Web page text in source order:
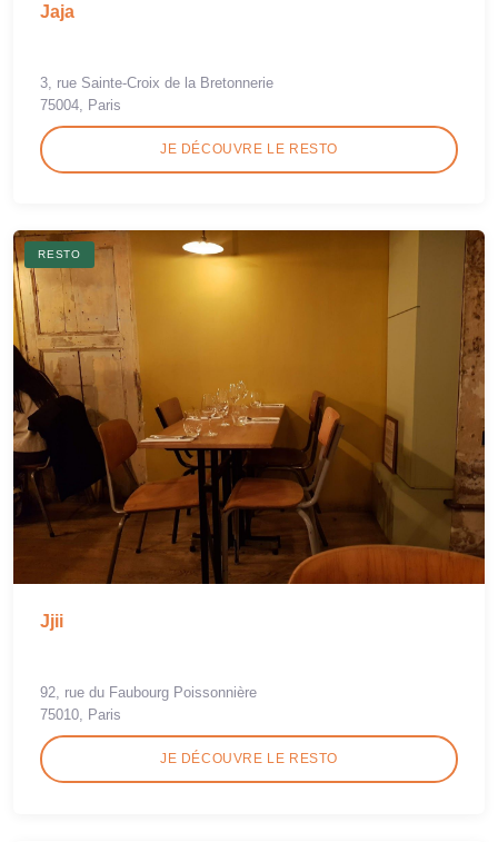
Jaja
3, rue Sainte-Croix de la Bretonnerie
75004, Paris
JE DÉCOUVRE LE RESTO
RESTO
Jjii
92, rue du Faubourg Poissonnière
75010, Paris
JE DÉCOUVRE LE RESTO